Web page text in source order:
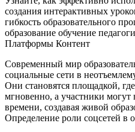
создания интерактивных
гибкость образовательного
образование обучение
Платформы Контент
Современный мир
социальные сети в
Они становятся площадкой,
мгновенно, а участники могут
времени, создавая живой
Определение роли соцсетей в